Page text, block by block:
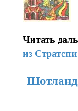
Читать
из